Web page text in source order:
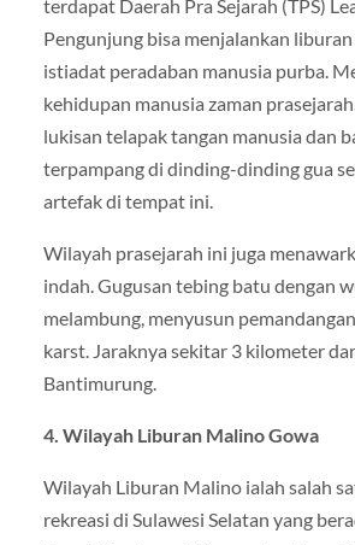
terdapat Daerah Pra Sejarah (TPS)
Pengunjung bisa menjalankan
istiadat peradaban manusia purba.
kehidupan manusia zaman
lukisan telapak tangan manusia dan
terpampang di dinding-dinding gua
artefak di tempat ini.
Wilayah prasejarah ini juga
indah. Gugusan tebing batu dengan
melambung, menyusun
karst. Jaraknya sekitar 3 kilometer
Bantimurung.
4. Wilayah Liburan Malino Gowa
Wilayah Liburan Malino ialah salah
rekreasi di Sulawesi Selatan yang